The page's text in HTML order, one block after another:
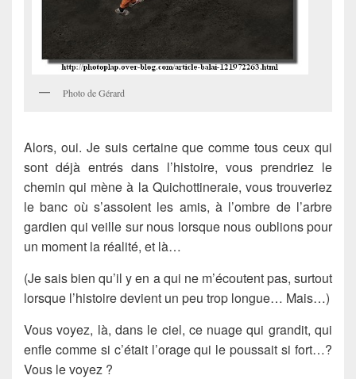
Photo de Gérard
Alors, oui. Je suis certaine que comme tous ceux qui
sont déjà entrés dans l’histoire, vous prendriez le
chemin qui mène à la Quichottineraie, vous trouveriez
le banc où s’assoient les amis, à l’ombre de l’arbre
gardien qui veille sur nous lorsque nous oublions pour
un moment la réalité, et là…
(Je sais bien qu’il y en a qui ne m’écoutent pas, surtout
lorsque l’histoire devient un peu trop longue… Mais…)
Vous voyez, là, dans le ciel, ce nuage qui grandit, qui
enfle comme si c’était l’orage qui le poussait si fort…?
Vous le voyez ?